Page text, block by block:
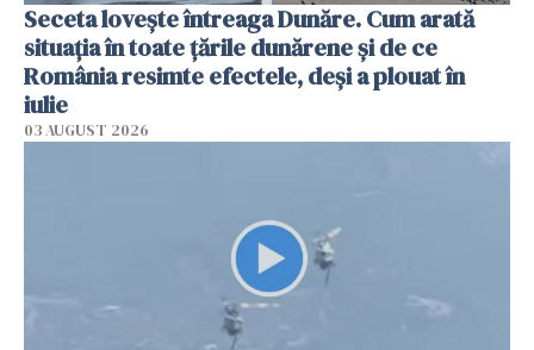
Seceta lovește întreaga Dunăre. Cum arată
situația în toate țările dunărene și de ce
România resimte efectele, deși a plouat în
iulie
03 AUGUST 2026